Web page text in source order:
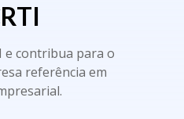
e contribua para o
referência em